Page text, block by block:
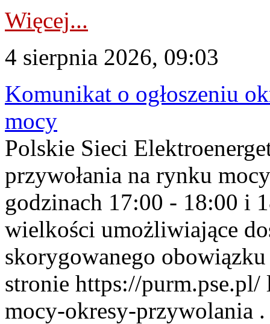
Więcej...
4 sierpnia 2026, 09:03
Komunikat o ogłoszeniu
mocy
Polskie Sieci
przywołania na rynku
godzinach 17:00 - 18:00 i
wielkości umożliwiające
skorygowanego
stronie https://
mocy-okresy-przywolania